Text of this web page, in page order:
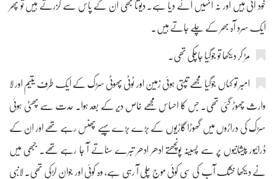
خود آئی ہیں اور نہ انہیں آنے دیا ہے۔ دیوتا بھی ان کے پاس سے گزرتے ہیں تو پھر
ایک سرد آہ بھر کے چلے جاتے ہیں۔
مڑ کر دیکھا تو جوگیا جاچکی تھی۔
امبر تو کہاں جوگیا مجھے تپتی ہوئی زمین اور ٹوٹی پھوٹی سڑک کے ایک طرف یتیم اور لا
وارث چھوڑ گئی تھی۔ جس کا احساس مجھے خاص دیر کے بعد ہوا۔ حدت سے پھٹی ہوئی
سڑک کی دراڑوں میں گھوڑا گاڑیوں کے بڑے بڑے پہیے پھنس رہے تھے اور ان کے
ڈرائیور پیشانیوں پر سے پسینہ پونچھتے ادھر ادھر تبرے سناتے آ جا رہے تھے۔ جبھی میں
نے دیکھا خشک آب کی سی کوئی موج چلی آ رہی ہے، وہ کوئی اور جوان لڑکی تھی۔ لانبی